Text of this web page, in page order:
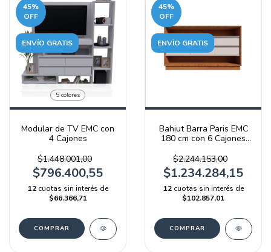
45%
OFF
ENVÍO GRATIS
5 colores
Modular de TV EMC con
4 Cajones
$1.448.001,00
$796.400,55
12 cuotas sin interés de
$66.366,71
COMPRAR
45%
OFF
ENVÍO GRATIS
Bahiut Barra Paris EMC
180 cm con 6 Cajones
$2.244.153,00
$1.234.284,15
12 cuotas sin interés de
$102.857,01